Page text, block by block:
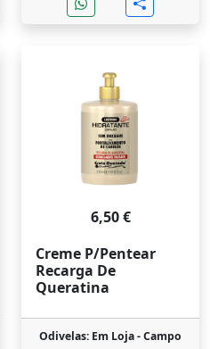
6,50 €
Creme P/Pentear
Recarga De
Queratina
Odivelas: Em Loja -Campo